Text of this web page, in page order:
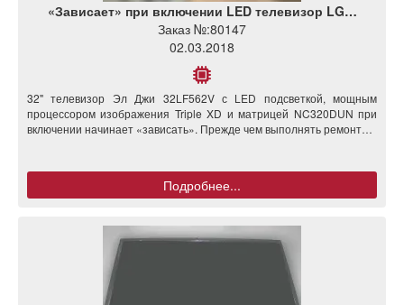
«Зависает» при включении LED телевизор LG…
Заказ №:80147
02.03.2018
32" телевизор Эл Джи 32LF562V с LED подсветкой, мощным
процессором изображения Triple XD и матрицей NC320DUN при
включении начинает «зависать». Прежде чем выполнять ремонт…
Подробнее...